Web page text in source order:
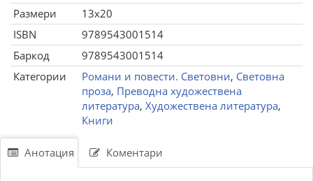
Размери
13x20
ISBN
9789543001514
Баркод
9789543001514
Категории
Романи и повести. Световни, Световна
проза, Преводна художествена
литература, Художествена литература,
Книги
Анотация Коментари